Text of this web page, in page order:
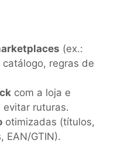
(ex.:
regras de
com a loja e
evitar ruturas.
otimizadas (títulos,
EAN/GTIN).